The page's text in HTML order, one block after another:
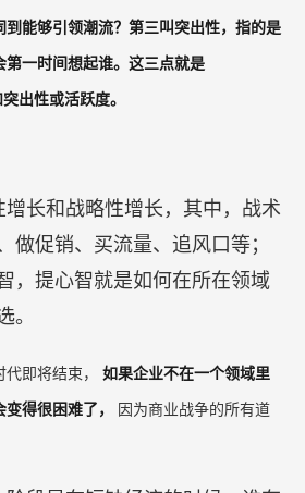
是时间窗口；将是团队；法是运营管理的
将、法都无比重要，但中国人打仗把把
，是发现消费者心智的开关，是所谓的
心智渗透力的护城河，所以产品的创新
口的一小步而已。
，需要涉及到几个问题。第一，品牌满
的需求？第二是差异化，即有没有与众
能够引领潮流？第三叫突出性，指的是